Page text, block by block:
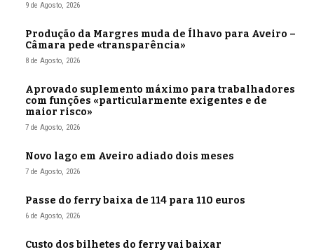
9 de Agosto, 2026
Produção da Margres muda de Ílhavo para Aveiro –
Câmara pede «transparência»
8 de Agosto, 2026
Aprovado suplemento máximo para trabalhadores
com funções «particularmente exigentes e de
maior risco»
7 de Agosto, 2026
Novo lago em Aveiro adiado dois meses
7 de Agosto, 2026
Passe do ferry baixa de 114 para 110 euros
6 de Agosto, 2026
Custo dos bilhetes do ferry vai baixar